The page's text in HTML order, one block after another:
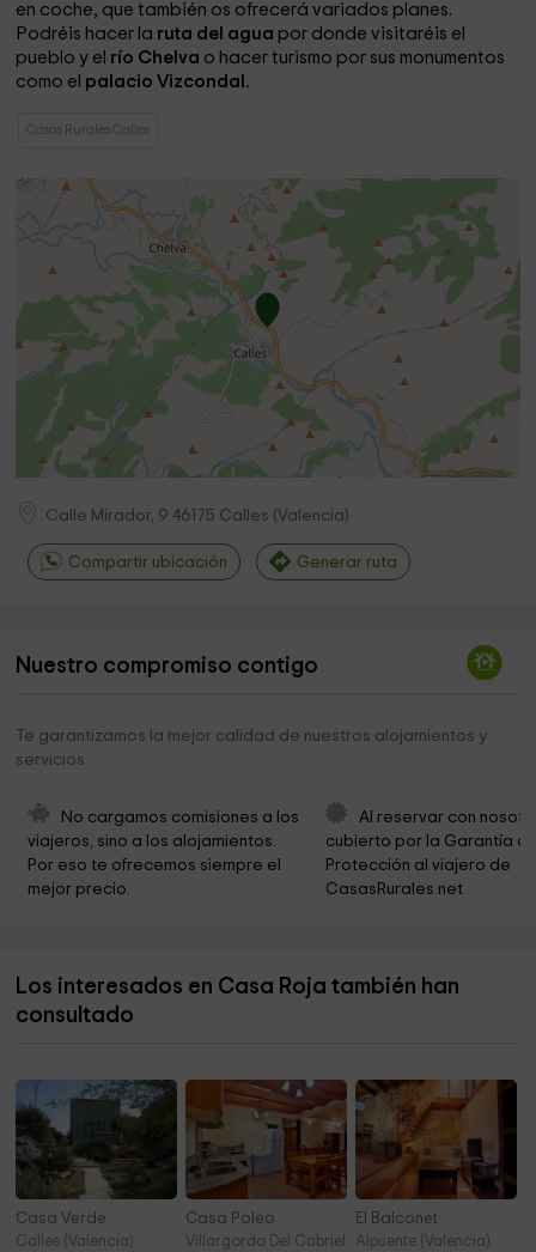
en coche, que también os ofrecerá variados planes.
Podréis hacer la ruta del agua por donde visitaréis el
pueblo y el río Chelva o hacer turismo por sus monumentos
como el palacio Vizcondal.
Casas Rurales Calles
Calle Mirador, 9 46175 Calles (Valencia)
Compartir ubicación Generar ruta
Nuestro compromiso contigo
Te garantizamos la mejor calidad de nuestros alojamientos y
servicios
No cargamos comisiones a los
viajeros, sino a los alojamientos.
Por eso te ofrecemos siempre el
mejor precio.
Al reservar con
cubierto por la Garantía
Protección al viajero de
CasasRurales.net
Los interesados en Casa Roja también han
consultado
Casa Verde
Calles (Valencia)
Casa Poleo
Villargordo Del Cabriel (Valencia)
El Balconet
Alpuente (Valencia)